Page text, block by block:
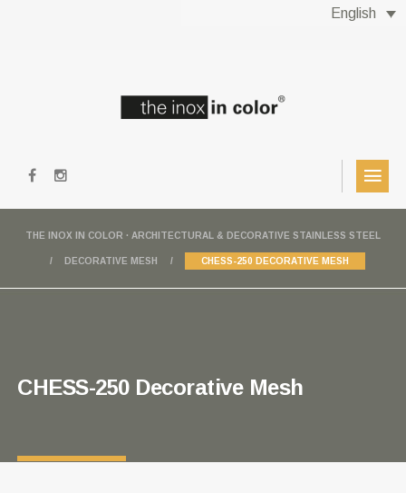
English
THE INOX IN COLOR · ARCHITECTURAL & DECORATIVE STAINLESS STEEL
DECORATIVE MESH CHESS-250 DECORATIVE MESH
CHESS-250 Decorative Mesh